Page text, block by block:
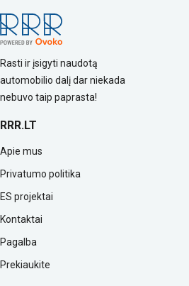
Rasti ir įsigyti naudotą
automobilio dalį dar niekada
nebuvo taip paprasta!
RRR.LT
Apie mus
Privatumo politika
ES projektai
Kontaktai
Pagalba
Prekiaukite